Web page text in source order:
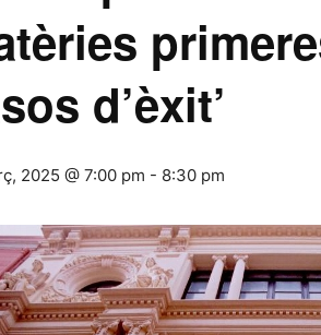
d’èxit’
2025 @ 7:00 pm - 8:30 pm